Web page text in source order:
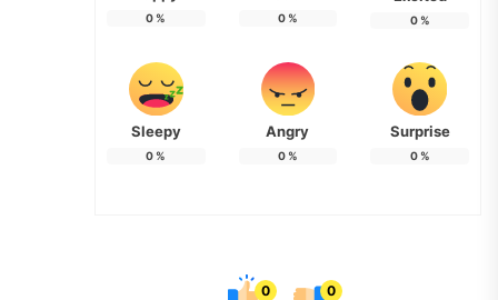
0% 0% 0%
Sleepy
0%
Angry
0%
Surprise
0%
0 0